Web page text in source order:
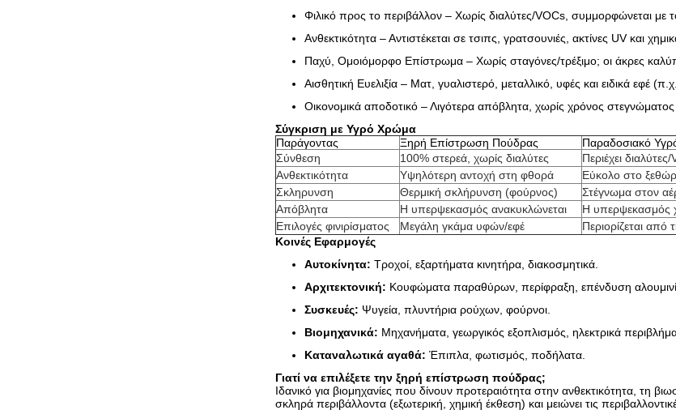
Φιλικό προς το περιβάλλον – Χωρίς διαλύτες/VOCs, συμμορφώνεται με
Ανθεκτικότητα – Αντιστέκεται σε τσιπς, γρατσουνιές, ακτίνες UV και
Παχύ, Ομοιόμορφο Επίστρωμα – Χωρίς σταγόνες/τρέξιμο; οι άκρες
Αισθητική Ευελιξία – Ματ, γυαλιστερό, μεταλλικό, υφές και ειδικά εφέ
Οικονομικά αποδοτικό – Λιγότερα απόβλητα, χωρίς χρόνος
Σύγκριση με Υγρό Χρώμα
Παράγοντας
Ξηρή Επίστρωση Πούδρας
Παραδοσιακό
Σύνθεση
100% στερεά, χωρίς διαλύτες
Περιέχει
Ανθεκτικότητα
Υψηλότερη αντοχή στη φθορά
Εύκολο στο
Σκληρυνση
Θερμική σκλήρυνση (φούρνος)
Στέγνωμα στον
Απόβλητα
Η υπερψεκασμός ανακυκλώνεται
Η υπερψεκασμός
Επιλογές φινιρίσματος
Μεγάλη γκάμα υφών/εφέ
Περιορίζεται
Κοινές Εφαρμογές
Αυτοκίνητα: Τροχοί, εξαρτήματα κινητήρα, διακοσμητικά.
Αρχιτεκτονική: Κουφώματα παραθύρων, περίφραξη, επένδυση
Συσκευές: Ψυγεία, πλυντήρια ρούχων, φούρνοι.
Βιομηχανικά: Μηχανήματα, γεωργικός εξοπλισμός, ηλεκτρικά
Καταναλωτικά αγαθά: Έπιπλα, φωτισμός, ποδήλατα.
Γιατί να επιλέξετε την ξηρή επίστρωση πούδρας;
Ιδανικό για βιομηχανίες που δίνουν προτεραιότητα στην ανθεκτικότητα, τη
σκληρά περιβάλλοντα (εξωτερική, χημική έκθεση) και μειώνει τις